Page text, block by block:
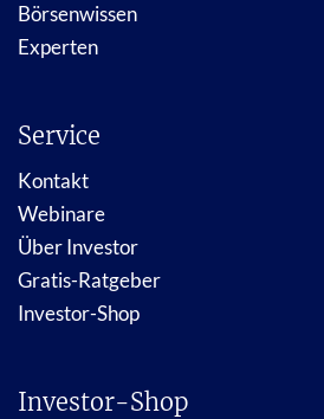
Börsenwissen
Experten
Service
Kontakt
Webinare
Über Investor
Gratis-Ratgeber
Investor-Shop
Investor-Shop